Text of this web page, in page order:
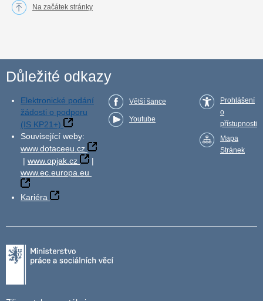
Na začátek stránky
Důležité odkazy
Elektronické podání
žádosti o podporu
(IS KP21+)
Související weby:
www.dotaceeu.cz
| www.opjak.cz
|
www.ec.europa.eu
Kariéra
Větší šance
Youtube
Prohlášení
o
přístupnosti
Mapa
Stránek